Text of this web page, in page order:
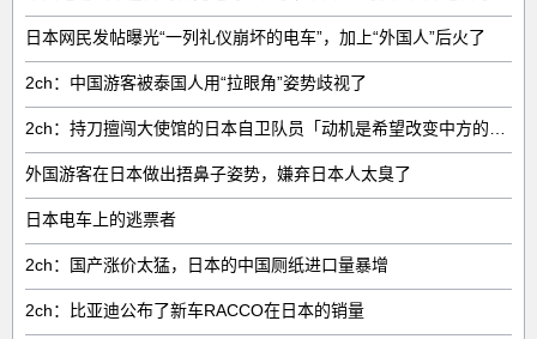
日本网民发帖曝光“一列礼仪崩坏的电车”，加上“外国人”后火了
2ch：中国游客被泰国人用“拉眼角”姿势歧视了
外国游客在日本做出捂鼻子姿势，嫌弃日本人太臭了
日本电车上的逃票者
2ch：国产涨价太猛，日本的中国厕纸进口量暴增
2ch：比亚迪公布了新车RACCO在日本的销量